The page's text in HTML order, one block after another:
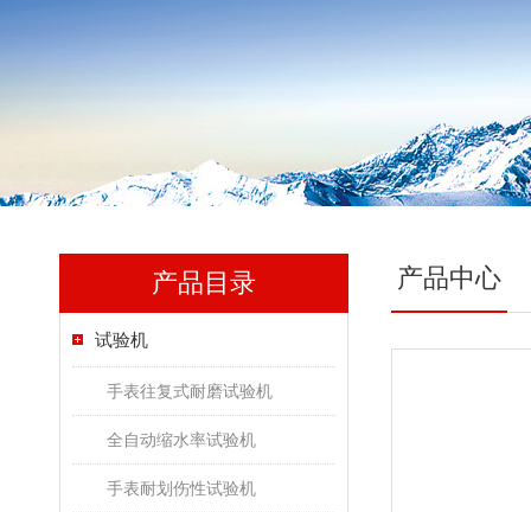
产品目录
试验机
手表往复式耐磨试验机
全自动缩水率试验机
手表耐划伤性试验机
产品中心